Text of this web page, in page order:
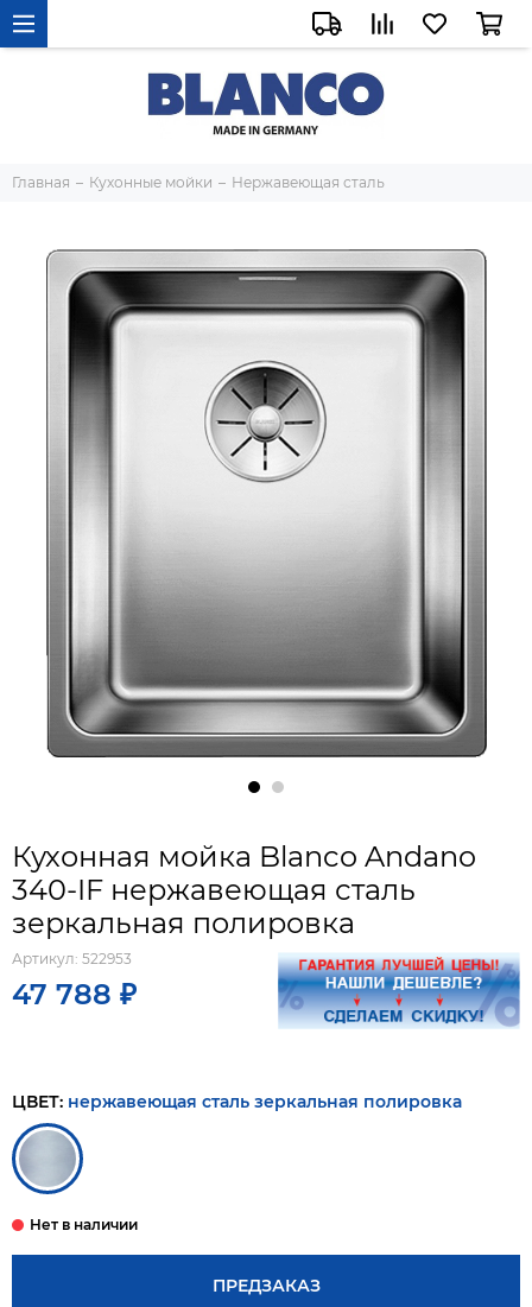
Главная Кухонные мойки Нержавеющая сталь
Кухонная мойка Blanco Andano
340-IF нержавеющая сталь
зеркальная полировка
Артикул: 522953
47 788 ₽
ЦВЕТ: нержавеющая сталь зеркальная полировка
ПРЕДЗАКАЗ